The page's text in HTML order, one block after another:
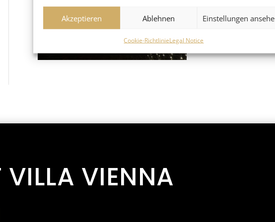
Akzeptieren Ablehnen Einstellungen
Cookie-RichtlinieLegal Notice
VILLA VIENNA